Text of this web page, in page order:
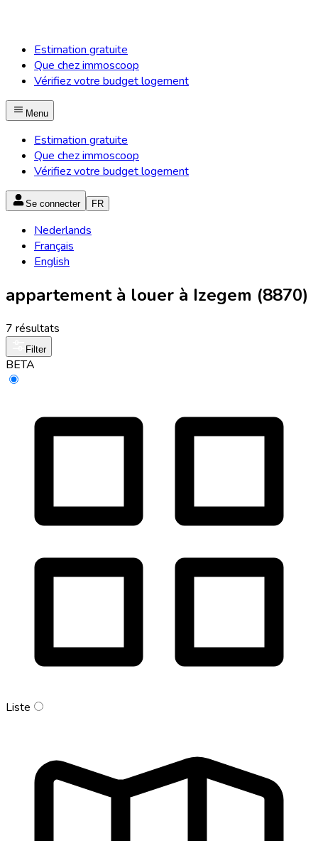
Estimation gratuite
Que chez immoscoop
Vérifiez votre budget logement
Menu
Estimation gratuite
Que chez immoscoop
Vérifiez votre budget logement
Se connecter FR
Nederlands
Français
English
appartement à louer à Izegem (8870)
7 résultats
Filter
BETA
Liste